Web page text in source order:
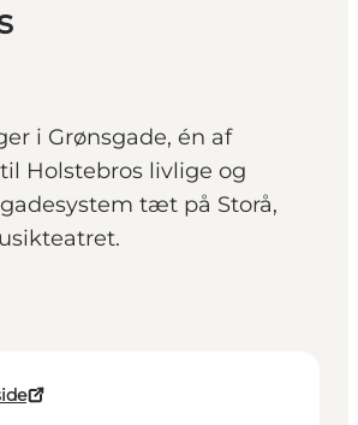
i Grønsgade, én af
Holstebros livlige og
tæt på Storå,